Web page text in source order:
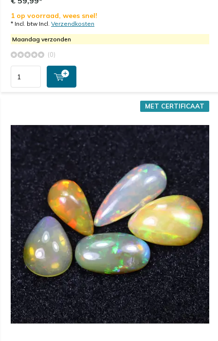
1 op voorraad, wees snel!
* Incl. btw Incl. Verzendkosten
Maandag verzonden
(0)
MET CERTIFICAAT